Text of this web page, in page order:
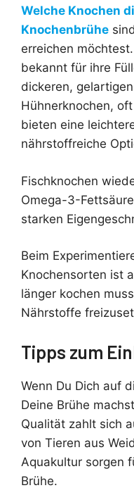
Welche Knochen
Knochenbrühe
erreichen
bekannt für ihre
dickeren,
Hühnerknochen,
bieten eine
nährstoffreiche
Fischknochen
Omega-3-
starken
Beim
Knochensorten ist
länger kochen
Nährstoffe
Tipps zum
Wenn Du Dich auf
Deine Brühe
Qualität zahlt sich
von Tieren aus
Aquakultur sorgen
Brühe.